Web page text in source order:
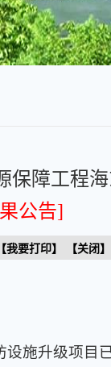
保障工程
公告]
【我要打印】 【关闭 】
施升级项目